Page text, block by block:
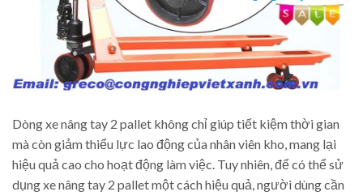
Dòng xe nâng tay 2 pallet không chỉ giúp tiết kiệm thời gian
mà còn giảm thiểu lực lao động của nhân viên kho, mang lại
hiệu quả cao cho hoạt động làm việc. Tuy nhiên, để có thể sử
dụng xe nâng tay 2 pallet một cách hiệu quả, người dùng cần